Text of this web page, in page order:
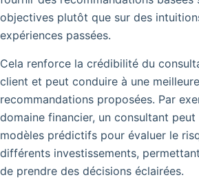
objectives plutôt que sur des
expériences passées.
Cela renforce la crédibilité du
client et peut conduire à une
recommandations proposées. Par
domaine financier, un consultant
modèles prédictifs pour évaluer le
différents investissements,
de prendre des décisions éclairées.